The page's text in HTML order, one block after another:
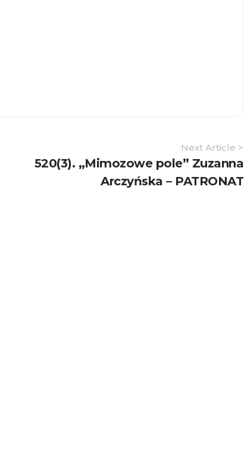
Next Article >
520(3). „Mimozowe pole” Zuzanna
Arczyńska – PATRONAT